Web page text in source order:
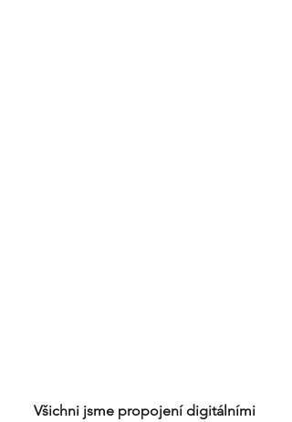
Všichni jsme propojení digitálními